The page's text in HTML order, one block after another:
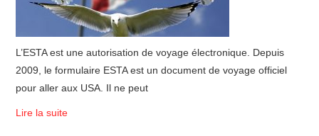
L’ESTA est une autorisation de voyage électronique. Depuis
2009, le formulaire ESTA est un document de voyage officiel
pour aller aux USA. Il ne peut
Lire la suite